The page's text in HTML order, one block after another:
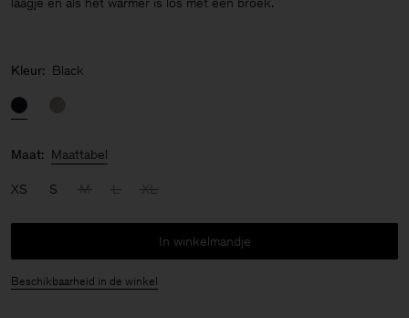
Kleur: Black
Maat: Maattabel
XS S M L XL
In winkelmandje
Beschikbaarheid in de winkel